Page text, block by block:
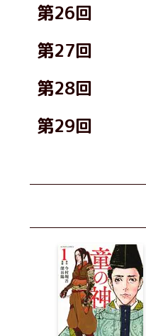
第26回
第27回
第28回
第29回